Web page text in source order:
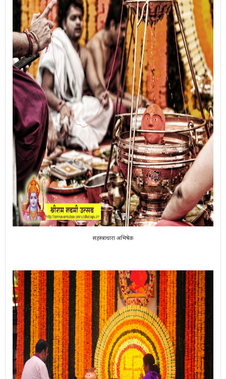
सहस्त्राधारा अभिषेक